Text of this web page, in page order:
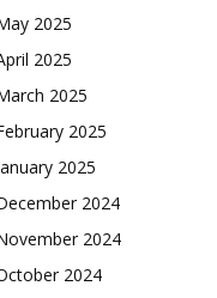
2025
2025
2025
2025
2025
2024
2024
2024